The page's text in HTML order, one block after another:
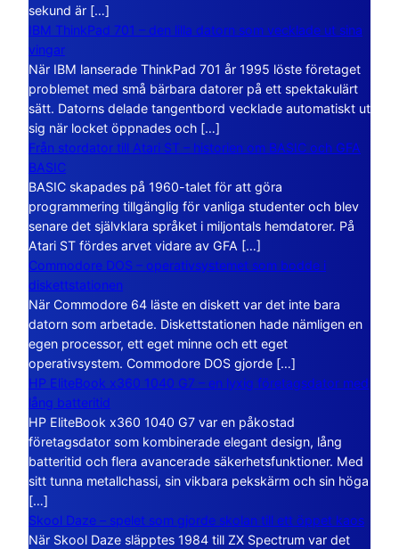
sekund är […]
IBM ThinkPad 701 – den lilla datorn som vecklade ut sina
vingar
När IBM lanserade ThinkPad 701 år 1995 löste företaget
problemet med små bärbara datorer på ett spektakulärt
sätt. Datorns delade tangentbord vecklade automatiskt ut
sig när locket öppnades och […]
Från stordator till Atari ST – historien om BASIC och GFA
BASIC
BASIC skapades på 1960-talet för att göra
programmering tillgänglig för vanliga studenter och blev
senare det självklara språket i miljontals hemdatorer. På
Atari ST fördes arvet vidare av GFA […]
Commodore DOS – operativsystemet som bodde i
diskettstationen
När Commodore 64 läste en diskett var det inte bara
datorn som arbetade. Diskettstationen hade nämligen en
egen processor, ett eget minne och ett eget
operativsystem. Commodore DOS gjorde […]
HP EliteBook x360 1040 G7 – en lyxig företagsdator med
lång batteritid
HP EliteBook x360 1040 G7 var en påkostad
företagsdator som kombinerade elegant design, lång
batteritid och flera avancerade säkerhetsfunktioner. Med
sitt tunna metallchassi, sin vikbara pekskärm och sin höga
[…]
Skool Daze – spelet som gjorde skolan till ett öppet kaos
När Skool Daze släpptes 1984 till ZX Spectrum var det